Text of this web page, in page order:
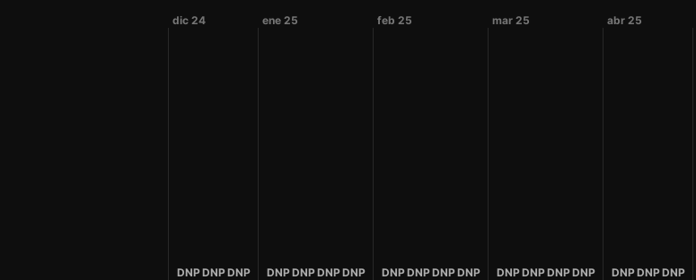
dic 24
DNPDNPDNP
ene 25
DNPDNPDNPDNP
feb 25
DNPDNPDNPDNP
mar 25
DNPDNPDNPDNP
abr 25
DNPDNPDNP